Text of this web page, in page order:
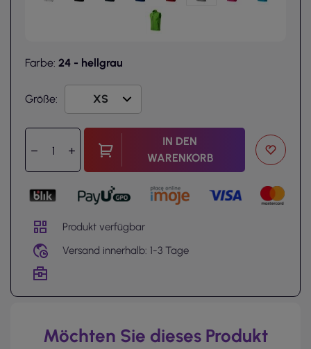
Farbe: 24 - hellgrau
Größe:
IN DEN
WARENKORB
Produkt verfügbar
Versand innerhalb: 1-3 Tage
Möchten Sie dieses Produkt